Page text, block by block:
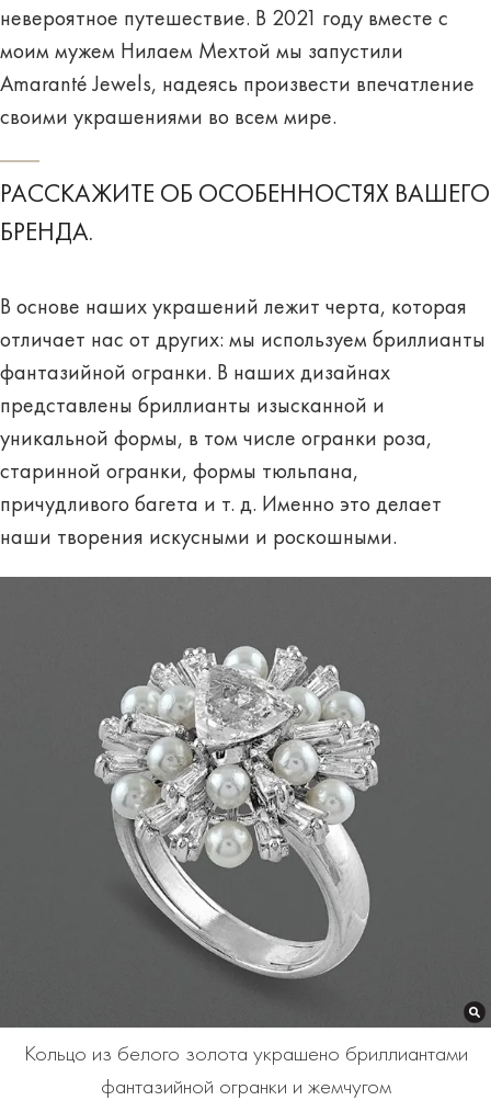
невероятное путешествие. В 2021 году вместе с
моим мужем Нилаем Мехтой мы запустили
Amaranté Jewels, надеясь произвести впечатление
своими украшениями во всем мире.
РАССКАЖИТЕ ОБ ОСОБЕННОСТЯХ ВАШЕГО
БРЕНДА.
В основе наших украшений лежит черта, которая
отличает нас от других: мы используем бриллианты
фантазийной огранки. В наших дизайнах
представлены бриллианты изысканной и
уникальной формы, в том числе огранки роза,
старинной огранки, формы тюльпана,
причудливого багета и т. д. Именно это делает
наши творения искусными и роскошными.
Кольцо из белого золота украшено бриллиантами
фантазийной огранки и жемчугом